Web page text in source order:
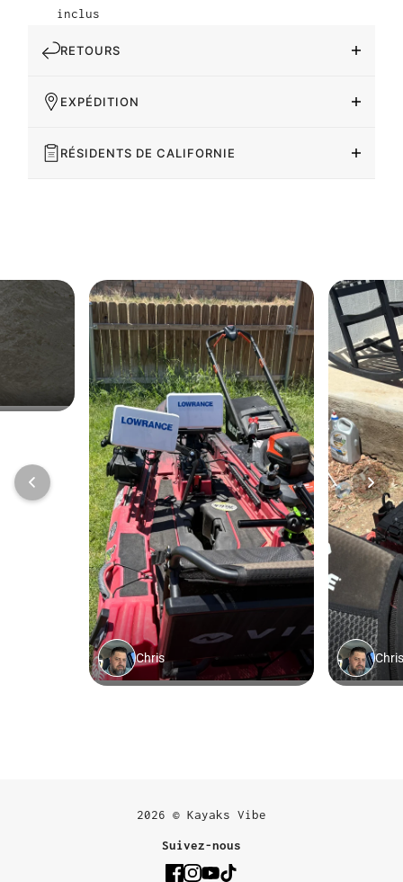
inclus
RETOURS
EXPÉDITION
RÉSIDENTS DE CALIFORNIE
2026 © Kayaks Vibe
Suivez-nous